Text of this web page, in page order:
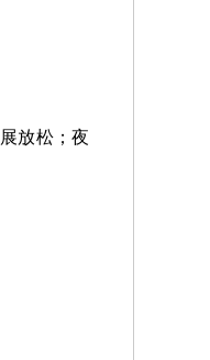
放松；夜